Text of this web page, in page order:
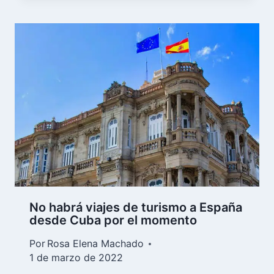
No habrá viajes de turismo a España
desde Cuba por el momento
Por Rosa Elena Machado
1 de marzo de 2022